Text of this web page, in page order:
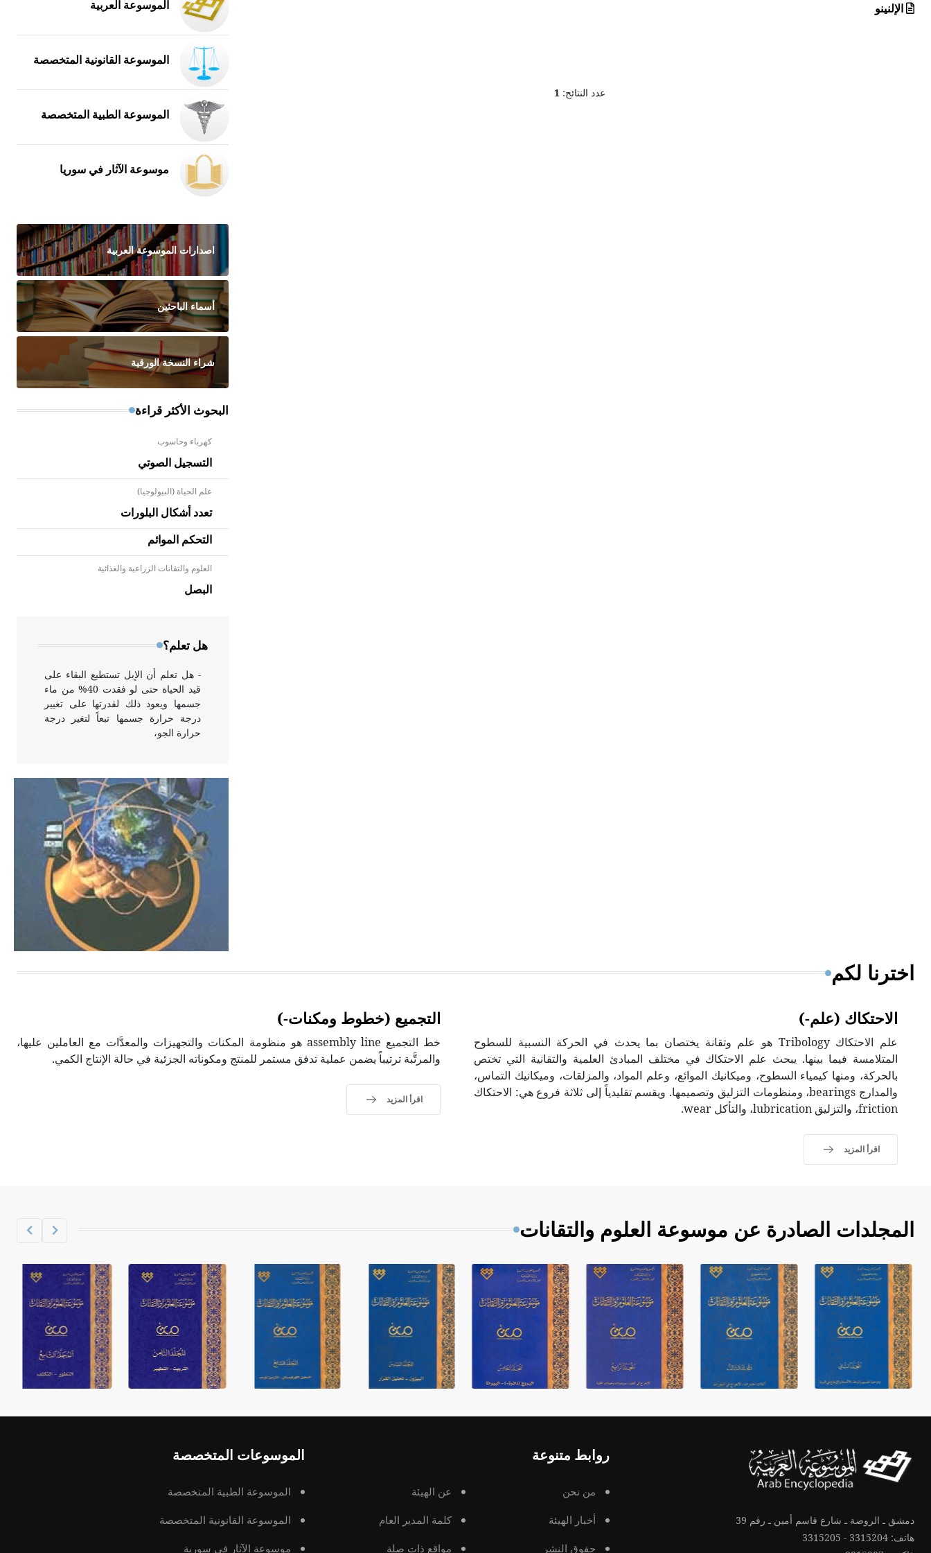
الإلنينو
عدد النتائج: 1
الموسوعة العربية
الموسوعة القانونية المتخصصة
الموسوعة الطبية المتخصصة
موسوعة الآثار في سوريا
اصدارات الموسوعة العربية
أسماء الباحثين
شراء النسخة الورقية
البحوث الأكثر قراءة
كهرباء وحاسوب
التسجيل الصوتي
علم الحياة (البيولوجيا)
تعدد أشكال البلورات
التحكم الموائم
العلوم والتقانات الزراعية والغذائية
البصل
هل تعلم؟
- هل تعلم أن الأبلق نوع من الفنون
الهندسية التي ارتبطت بالعمارة
الإسلامية في بلاد الشام ومصر خاصة،
- هل تعلم أن الإبل تستطيع البقاء على
قيد الحياة حتى لو فقدت 40% من ماء
جسمها ويعود ذلك لقدرتها على تغيير
درجة حرارة جسمها تبعاً لتغير درجة
حرارة الجو،
- هل تعلم أن أبقراط كتب في الطب
أربعة مؤلفات هي: الحكم، الأدلة، تنظيم
التغذية، ورسالته في جروح الرأس.
ويعود له الفضل بأنه حرر الطب من
الدين والفلسفة.
- هل تعلم أن المرجان إفراز حيواني
يتكون في البحر ويتركب من مادة
كربونات الكلسيوم، وهو أحمر أو شديد
الحمرة وهو أجود أنواعه، ويمتاز بكبر
الحجم ويسمى الش
اخترنا لكم
الاحتكاك (علم-)
علم الاحتكاك Tribology هو علم وتقانة يختصان بما يحدث في الحركة النسبية للسطوح
المتلامسة فيما بينها. يبحث علم الاحتكاك في مختلف المبادئ العلمية والتقانية التي تختص
بالحركة، ومنها كيمياء السطوح، وميكانيك الموائع، وعلم المواد، والمزلقات، وميكانيك التماس،
والمدارج bearings، ومنظومات التزليق وتصميمها. ويقسم تقليدياً إلى ثلاثة فروع هي: الاحتكاك
friction، والتزليق lubrication، والتأكل wear.
اقرأ المزيد
التجميع (خطوط ومكنات-)
خط التجميع assembly line هو منظومة المكنات والتجهيزات والمعدَّات مع العاملين عليها،
والمرتَّبة ترتيباً يضمن عملية تدفق مستمر للمنتج ومكوناته الجزئية في حالة الإنتاج الكمي.
اقرأ المزيد
المجلدات الصادرة عن موسوعة العلوم والتقانات
دمشق ـ الروضة ـ شارع قاسم أمين ـ رقم 39
هاتف: 3315204 - 3315205
روابط متنوعة
من نحن عن الهيئة
أخبار الهيئة كلمة المدير العام
حقوق النشر مواقع ذات صلة
الموسوعات المتخصصة
الموسوعة الطبية المتخصصة
الموسوعة القانونية المتخصصة
موسوعة الآثار في سورية